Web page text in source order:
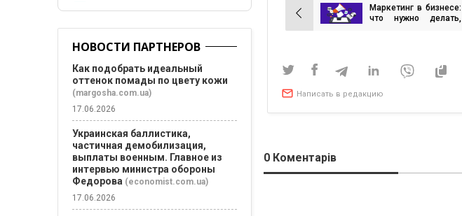
Навигация
по
Маркетинг в бизнесе:
что нужно делать,
Написать в редакцию
0 Коментарів
НОВОСТИ ПАРТНЕРОВ
Как подобрать идеальный
оттенок помады по цвету кожи
(margosha.com.ua)
17.06.2026
Украинская баллистика,
частичная демобилизация,
выплаты военным. Главное из
интервью министра обороны
Федорова (economist.com.ua)
17.06.2026